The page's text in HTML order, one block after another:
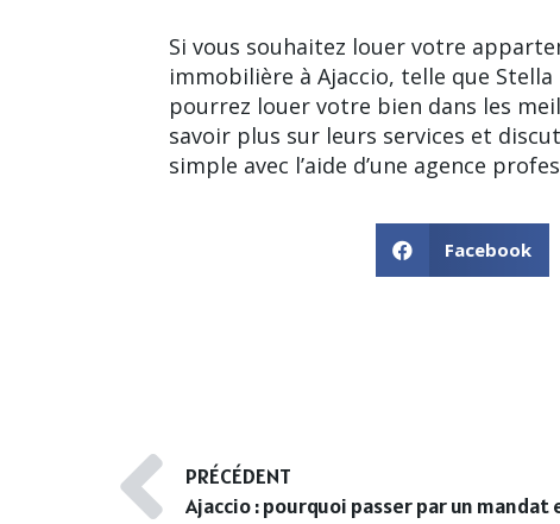
Si vous souhaitez louer votre
immobilière à Ajaccio, telle que
pourrez louer votre bien dans les
savoir plus sur leurs services et
simple avec l’aide d’une agence
Facebook
PRÉCÉDENT
Ajaccio : pourquoi passer par un mandat